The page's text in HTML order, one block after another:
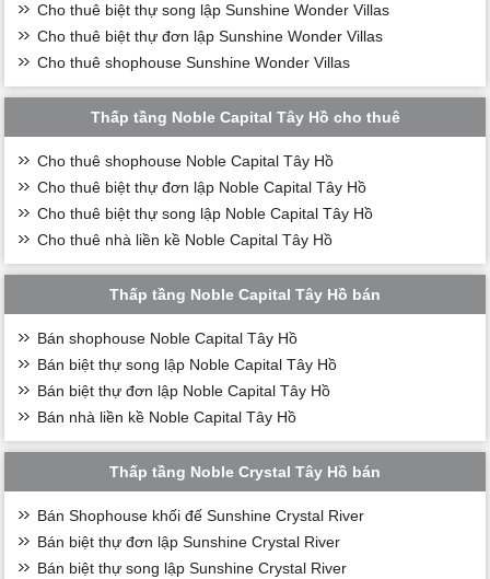
Cho thuê biệt thự song lập Sunshine Wonder Villas
Cho thuê biệt thự đơn lập Sunshine Wonder Villas
Cho thuê shophouse Sunshine Wonder Villas
Thấp tầng Noble Capital Tây Hồ cho thuê
Cho thuê shophouse Noble Capital Tây Hồ
Cho thuê biệt thự đơn lập Noble Capital Tây Hồ
Cho thuê biệt thự song lập Noble Capital Tây Hồ
Cho thuê nhà liền kề Noble Capital Tây Hồ
Thấp tầng Noble Capital Tây Hồ bán
Bán shophouse Noble Capital Tây Hồ
Bán biệt thự song lập Noble Capital Tây Hồ
Bán biệt thự đơn lập Noble Capital Tây Hồ
Bán nhà liền kề Noble Capital Tây Hồ
Thấp tầng Noble Crystal Tây Hồ bán
Bán Shophouse khối đế Sunshine Crystal River
Bán biệt thự đơn lập Sunshine Crystal River
Bán biệt thự song lập Sunshine Crystal River